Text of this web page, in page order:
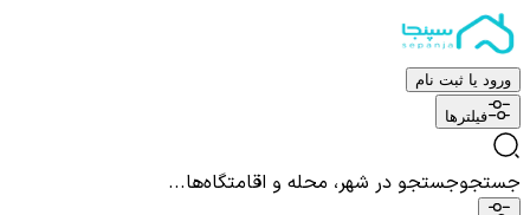
ورود یا ثبت نام
فیلترها
جستجوجستجو در شهر، محله و اقامتگاه‌ها...